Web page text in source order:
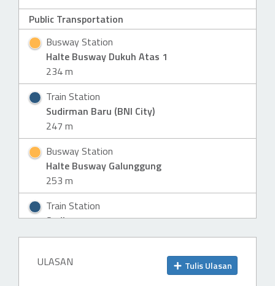
Public Transportation
Busway Station
Halte Busway Dukuh Atas 1
234 m
Train Station
Sudirman Baru (BNI City)
247 m
Busway Station
Halte Busway Galunggung
253 m
Train Station
Sudirman
279 m
MRT Station
H
ULASAN Tulis Ulasan